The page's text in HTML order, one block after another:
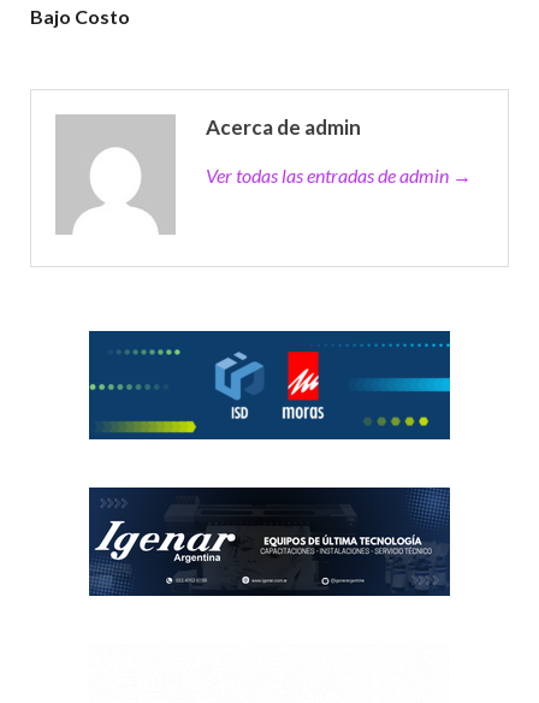
Bajo Costo
Acerca de admin
Ver todas las entradas de admin →